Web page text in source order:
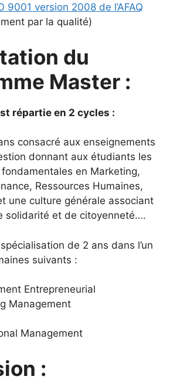
9001 version 2008 de l’AFAQ
par la qualité)
du
Master :
répartie en 2 cycles :
consacré aux enseignements
donnant aux étudiants les
en Marketing,
Ressources Humaines,
une culture générale associant
solidarité et de citoyenneté….
de 2 ans dans l’un
suivants :
Entrepreneurial
Management
Management
: